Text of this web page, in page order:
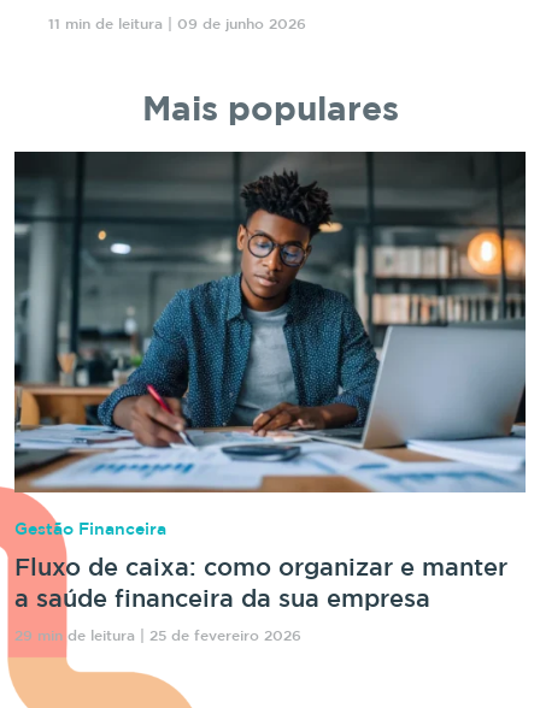
11 min de leitura | 09 de junho 2026
Mais populares
Gestão Financeira
Fluxo de caixa: como organizar e manter
a saúde financeira da sua empresa
29 min de leitura | 25 de fevereiro 2026